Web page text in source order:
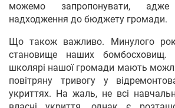
можемо запропонувати,
надходження до бюджету громади.
Що також важливо. Минулого
становище наших бомбосховищ.
школярі нашої громади мають
повітряну тривогу у
укриттях. На жаль, не всі